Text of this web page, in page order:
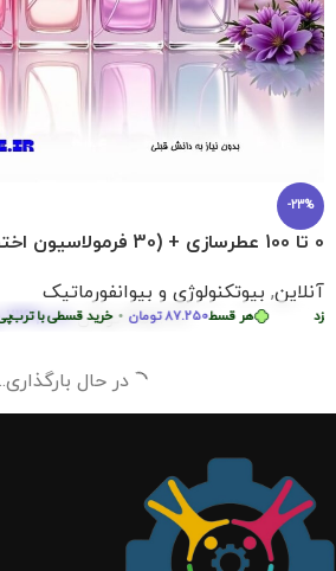
هر قسط 87.250 تومان • خرید قسطی با ترب‌پی
-23%
0 تا 100 عطرسازی + (30 فرمولاسیون اختصاصی حامی صنعت)
آنلاین, بیوتکنولوژی و بیوانفورماتیک
455.000 تومان 349.000